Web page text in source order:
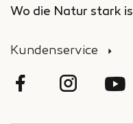
Wo die Natur stark
Kundenservice